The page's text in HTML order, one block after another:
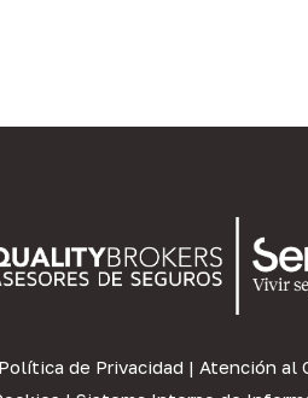
Política de Privacidad | Atención al